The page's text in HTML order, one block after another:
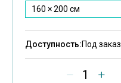
160 × 200 см
Доступность:Под заказ
1